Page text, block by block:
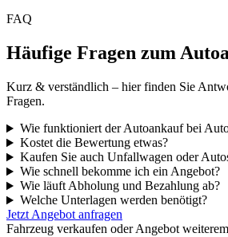
FAQ
Häufige Fragen zum
Kurz & verständlich – hier finden Sie
Fragen.
Wie funktioniert der Autoankauf bei
Kostet die Bewertung etwas?
Kaufen Sie auch Unfallwagen oder
Wie schnell bekomme ich ein Angebot?
Wie läuft Abholung und Bezahlung ab?
Welche Unterlagen werden benötigt?
Jetzt Angebot anfragen
Fahrzeug verkaufen oder Angebot